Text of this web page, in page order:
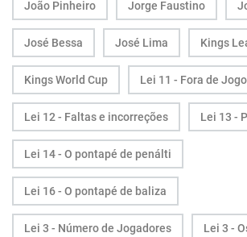
João Pinheiro Jorge Faustino
José Bessa José Lima Kings
Kings World Cup Lei 11 - Fora de Jogo
Lei 12 - Faltas e incorreções Lei 13 -
Lei 14 - O pontapé de penálti
Lei 16 - O pontapé de baliza
Lei 3 - Número de Jogadores Lei 3 -